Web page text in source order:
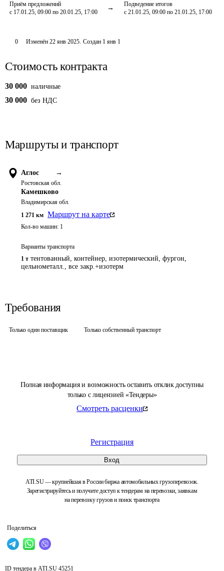
Приём предложений
с 17.01.25, 09:00 по 20.01.25, 17:00
Подведение итогов
с 21.01.25, 09:00 по 21.01.25, 17:00
Полная информация и возможность оставить отклик доступны
только с лицензией «Тендеры»
Смотреть расценки
Регистрация
Вход
ATI.SU — крупнейшая в России биржа автомобильных грузоперевозок.
Зарегистрируйтесь и получите доступ к тендерам на перевозки, заявкам
на перевозку грузов и поиск транспорта
Поделиться
0 Изменён 22 янв 2025. Создан 1 янв 1
Стоимость контракта
30 000 наличные
30 000 без НДС
Маршруты и транспорт
Аглос →
Ростовская обл.
Камешково
Владимирская обл.
1 271 км Маршрут на карте
Кол-во машин: 1
Варианты транспорта
1 т тентованный, контейнер, изотермический, фургон,
цельнометалл., все закр.+изотерм
Требования
Только один поставщик Только собственный транспорт
ID тендера в ATI.SU 45251